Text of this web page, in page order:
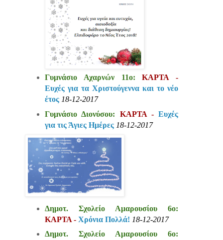
Γυμνάσιο Αχαρνών 11ο:ΚΑΡΤΑ -
Ευχές για τα Χριστούγεννα και το νέο
έτος 18-12-2017
Γυμνάσιο Διονύσου:
ΚΑΡΤΑ -Ευχές
για τις Άγιες Ημέρες 18-12-2017
Δημοτ. Σχολείο Αμαρουσίου 6ο:
ΚΑΡΤΑ - Χρόνια Πολλά! 18-12-2017
Δημοτ. Σχολείο Αμαρουσίου 6ο: